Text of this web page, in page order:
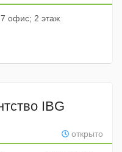
офис; 2 этаж
IBG
открыто